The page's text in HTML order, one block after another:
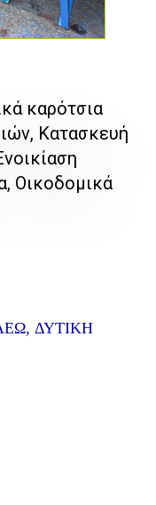
καρότσια
Κατασκευή
Οικοδομικά
ΔΥΤΙΚΗ